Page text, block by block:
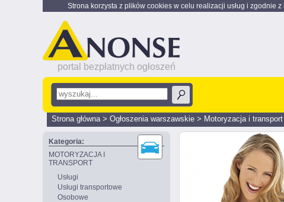
Strona korzysta z plików cookies w celu realizacji usług i zgodnie z
portal bezpłatnych ogłoszeń
Strona główna> Ogłoszenia warszawskie > Motoryzacja i transport
Kategoria:
MOTORYZACJA I
TRANSPORT
Usługi
Usługi transportowe
Osobowe